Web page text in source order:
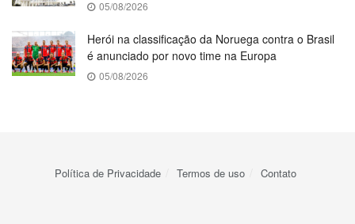
05/08/2026
Herói na classificação da Noruega contra o Brasil
é anunciado por novo time na Europa
05/08/2026
Política de Privacidade Termos de uso Contato